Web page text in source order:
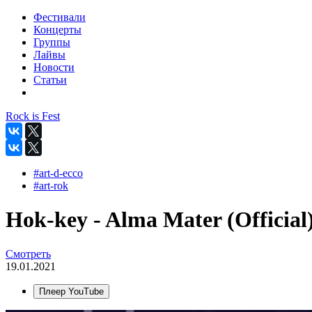
Фестивали
Концерты
Группы
Лайвы
Новости
Статьи
Rock is Fest
#art-d-ecco
#art-rok
Hok-key - Alma Mater
Смотреть
19.01.2021
Плеер YouTube